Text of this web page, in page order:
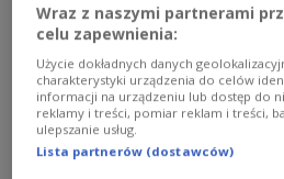
Wsparcie dla żołnierzy
Kownacki: pamiętamy o
Wraz z naszymi partnerami
celu zapewnienia:
Użycie dokładnych danych
charakterystyki urządzenia do celów
informacji na urządzeniu lub dostęp do
reklamy i treści, pomiar reklam i treści,
ulepszanie usług.
Lista partnerów (dostawców)